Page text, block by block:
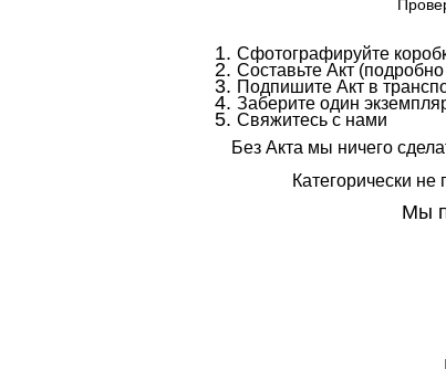
Сфотографируйте
Составьте Акт
Подпишите Акт в
Заберите один
Свяжитесь с нами
Без Акта мы ничего
Категорически не
Мы